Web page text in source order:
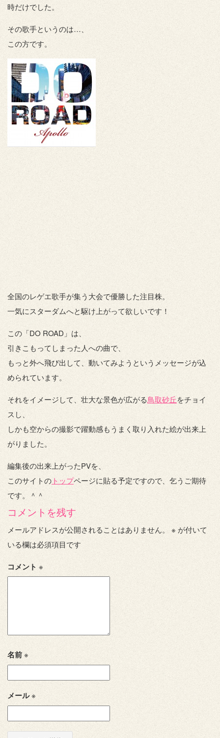
時だけでした。
その歌手というのは…、
この方です。
全国のレゲエ歌手が集う大会で優勝した注目株。
一気にスターダムへと駆け上がって欲しいです！
この「DO ROAD」は、
引きこもってしまった人への曲で、
もっと外へ飛び出して、動いてみようというメッセージが込
められています。
それをイメージして、壮大な景色が広がる鳥取砂丘をチョイ
スし、
しかも空からの撮影で躍動感もうまく取り入れた絵が出来上
がりました。
編集後の出来上がったPVを、
このサイトの トップページに貼る予定ですので、乞うご期待
です。＾＾
コメントを残す
メールアドレスが公開されることはありません。 ※ が付いて
いる欄は必須項目です
コメント ※
名前※
メール※